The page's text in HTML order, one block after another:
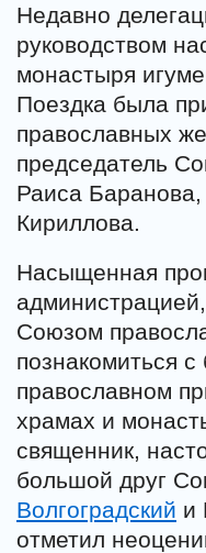
Недавно
руководством
монастыря
Поездка была
православных
председатель
Раиса
Кириллова.
Насыщенная
администрацией,
Союзом
познакомиться
православном
храмах и
священник,
большой друг
Волгоградский и
отметил